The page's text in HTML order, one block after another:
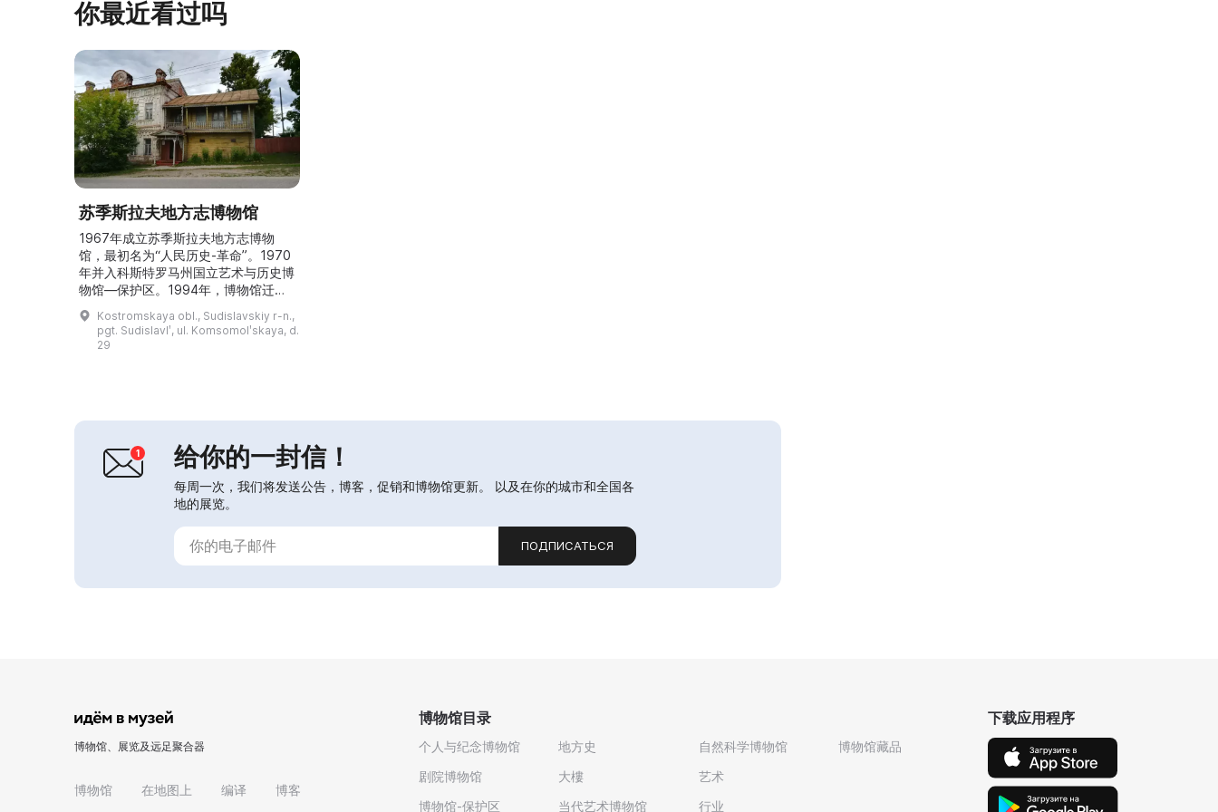
你最近看过吗
苏季斯拉夫地方志博物馆
1967年成立苏季斯拉夫地方志博物
馆，最初名为“人民历史-革命”。1970
年并入科斯特罗马州国立艺术与历史博
物馆—保护区。1994年，博物馆迁入
一座由商人M. I. 索科洛夫于1895年建
造的建筑，该建筑此前曾为国营银行
（Госбанк）所用。2018年博物馆退
外...
Kostromskaya obl., Sudislavskiy r-n.,
pgt. Sudislavlʹ, ul. Komsomolʹskaya, d.
29
给你的一封信！
每周一次，我们将发送公告，博客，促销和博物馆更新。 以及在你的城市和全国各
地的展览。
ПОДПИСАТЬСЯ
博物馆、展览及远足聚合器
博物馆 在地图上 编译 博客
博物馆目录
个人与纪念博物馆
剧院博物馆
博物馆-保护区
地方史
大樓
当代艺术博物馆
自然科学博物馆
艺术
行业
博物馆藏品
下载应用程序